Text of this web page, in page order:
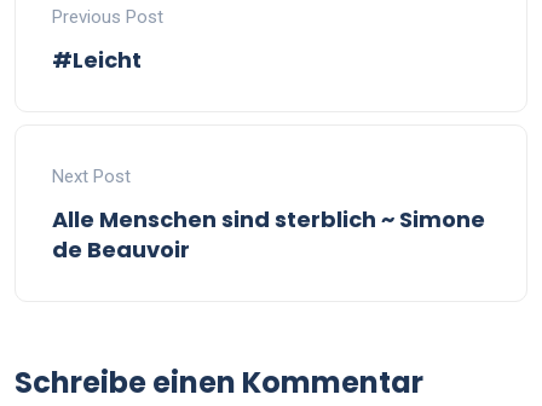
Previous Post
#Leicht
Next Post
Alle Menschen sind sterblich ~ Simone
de Beauvoir
Schreibe einen Kommentar